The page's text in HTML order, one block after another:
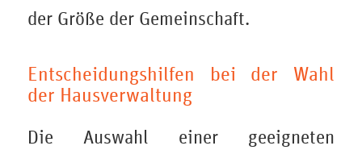
der Größe der Gemeinschaft.
Entscheidungshilfen bei der Wahl
der Hausverwaltung
Die Auswahl einer geeigneten